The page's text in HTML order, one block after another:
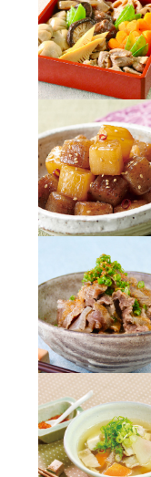
スープ
本気中華
肉ピクキノピ
鍋
グラタン/ドリ
シャンタン粉
含む）
パウチのまん
だしまろ麺
京の和風だし
白だし
カレーだし
そうめんつゆ
すき焼のたれ
焼肉のたれ 初
焼肉のたれ 二
やみつききゃ
だしまろ酢